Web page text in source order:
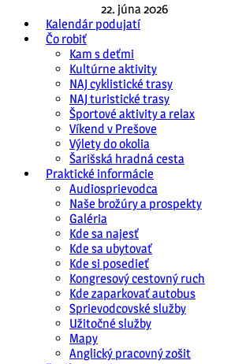
22. júna 2026
Kalendár podujatí
Čo robiť
Kam s deťmi
Kultúrne aktivity
NAJ cyklistické trasy
NAJ turistické trasy
Športové aktivity a relax
Víkend v Prešove
Výlety do okolia
Šarišská hradná cesta
Praktické informácie
Audiosprievodca
Naše brožúry a prospekty
Galéria
Kde sa najesť
Kde sa ubytovať
Kde si posedieť
Kongresový cestovný ruch
Kde zaparkovať autobus
Sprievodcovské služby
Užitočné služby
Mapy
Anglický pracovný zošit